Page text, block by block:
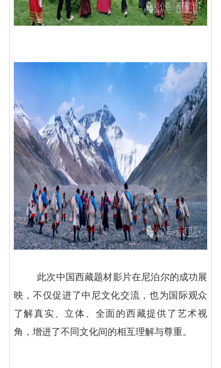
此次中国西藏题材影片在尼泊尔的成功展
映，不仅促进了中尼文化交流，也为国际观众
了解真实、立体、全面的西藏提供了艺术视
角，增进了不同文化间的相互理解与尊重。